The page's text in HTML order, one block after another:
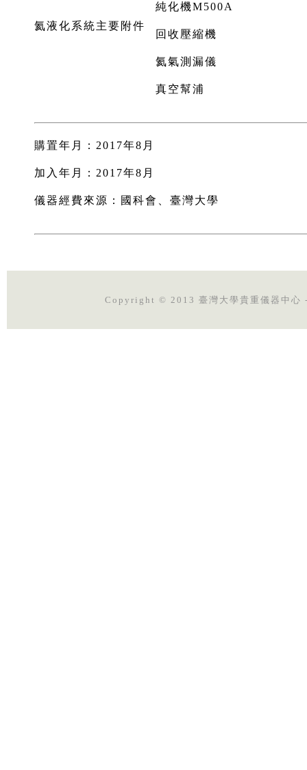
氦液化系統主要附件
純化機M500A
回收壓縮機
氦氣測漏儀
真空幫浦
購置年月：2017年8月
加入年月：2017年8月
儀器經費來源：國科會、臺灣大學
Copyright © 2013 臺灣大學貴重儀器中